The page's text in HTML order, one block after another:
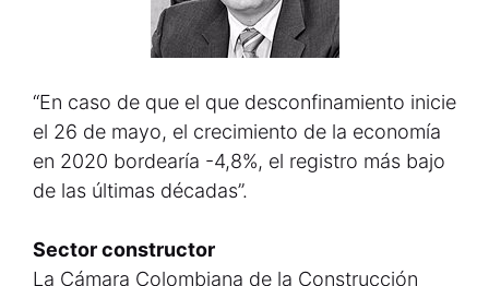
“En caso de que el que desconfinamiento inicie
el 26 de mayo, el crecimiento de la economía
en 2020 bordearía -4,8%, el registro más bajo
de las últimas décadas”.
Sector constructor
La Cámara Colombiana de la Construcción